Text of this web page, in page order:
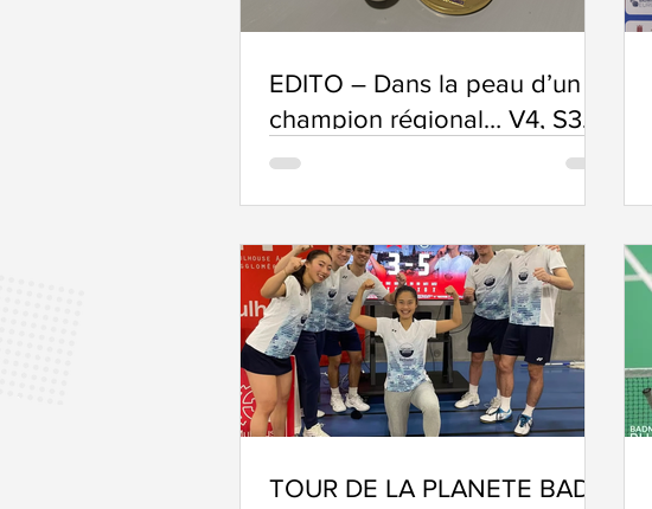
EDITO – Dans la peau d’un
champion régional… V4, S3.
TOUR DE LA PLANETE BAD -